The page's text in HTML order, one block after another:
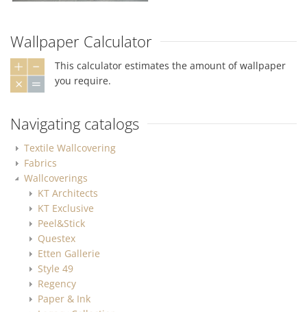
Wallpaper Calculator
This calculator estimates the amount of wallpaper
you require.
Navigating catalogs
Textile Wallcovering
Fabrics
Wallcoverings
KT Architects
KT Exclusive
Peel&Stick
Questex
Etten Gallerie
Style 49
Regency
Paper & Ink